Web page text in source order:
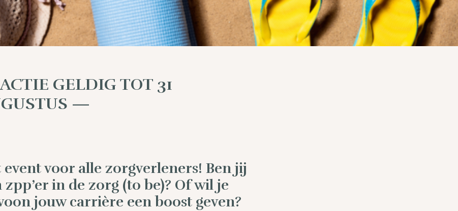
GELDIG TOT 31
—
event voor alle zorgverleners! Ben jij
zpp’er in de zorg (to be)? Of wil je
jouw carrière een boost geven?